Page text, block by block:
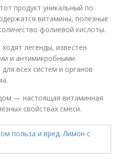
продукт уникальный по
витамины, полезные
фолиевой кислоты.
легенды, известен
и антимикробными
всех систем и органов
— настоящая витаминная
свойствах смеси.